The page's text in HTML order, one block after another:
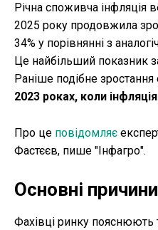
Річна споживча інфляція
2025 року продовжила
34% у порівнянні з
Це найбільший показник
Раніше подібне зростання
2023 роках, коли
Про це повідомляє
Фастєєв, пише "Інфагро".
Основні
Фахівці ринку пояснюють